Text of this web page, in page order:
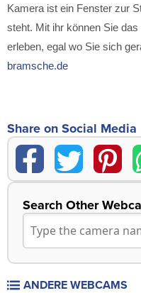
Kamera ist ein Fenster zur
steht. Mit ihr können Sie
erleben, egal wo Sie sich
bramsche.de
Share on Social Media
Search Other
ANDERE WEBCAMS